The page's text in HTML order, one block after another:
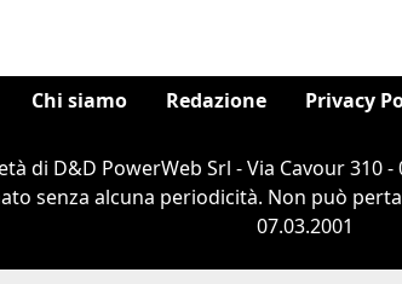
Chi siamo Redazione Privacy
D&D PowerWeb Srl - Via Cavour 310
senza alcuna periodicità. Non può
07.03.2001